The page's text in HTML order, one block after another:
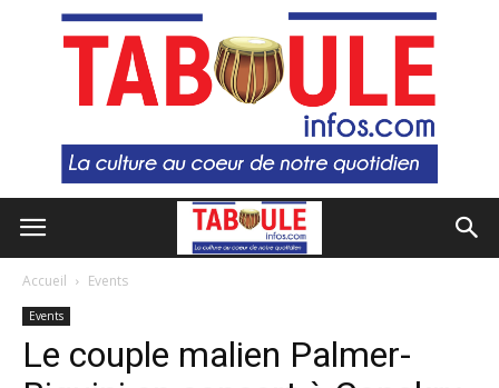
Accueil Events
Events
Le couple malien Palmer-